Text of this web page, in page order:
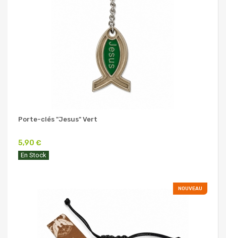
Porte-clés "Jesus" Vert
5,90 €
En Stock
NOUVEAU